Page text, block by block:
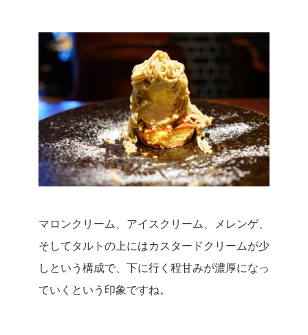
マロンクリーム、アイスクリーム、メレンゲ、
そしてタルトの上にはカスタードクリームが少
しという構成で、下に行く程甘みが濃厚になっ
ていくという印象ですね。